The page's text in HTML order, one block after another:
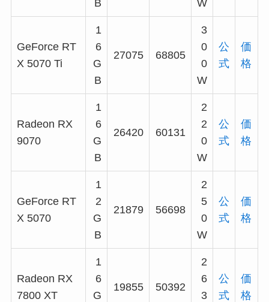
B
W
GeForce RT
X 5070 Ti
1
6
G
B
27075 68805
3
0
0
W
公
式
価
格
Radeon RX
9070
1
6
G
B
26420 60131
2
2
0
W
公
式
価
格
GeForce RT
X 5070
1
2
G
B
21879 56698
2
5
0
W
公
式
価
格
Radeon RX
7800 XT
1
6
G
19855 50392
2
6
3
公
式
価
格